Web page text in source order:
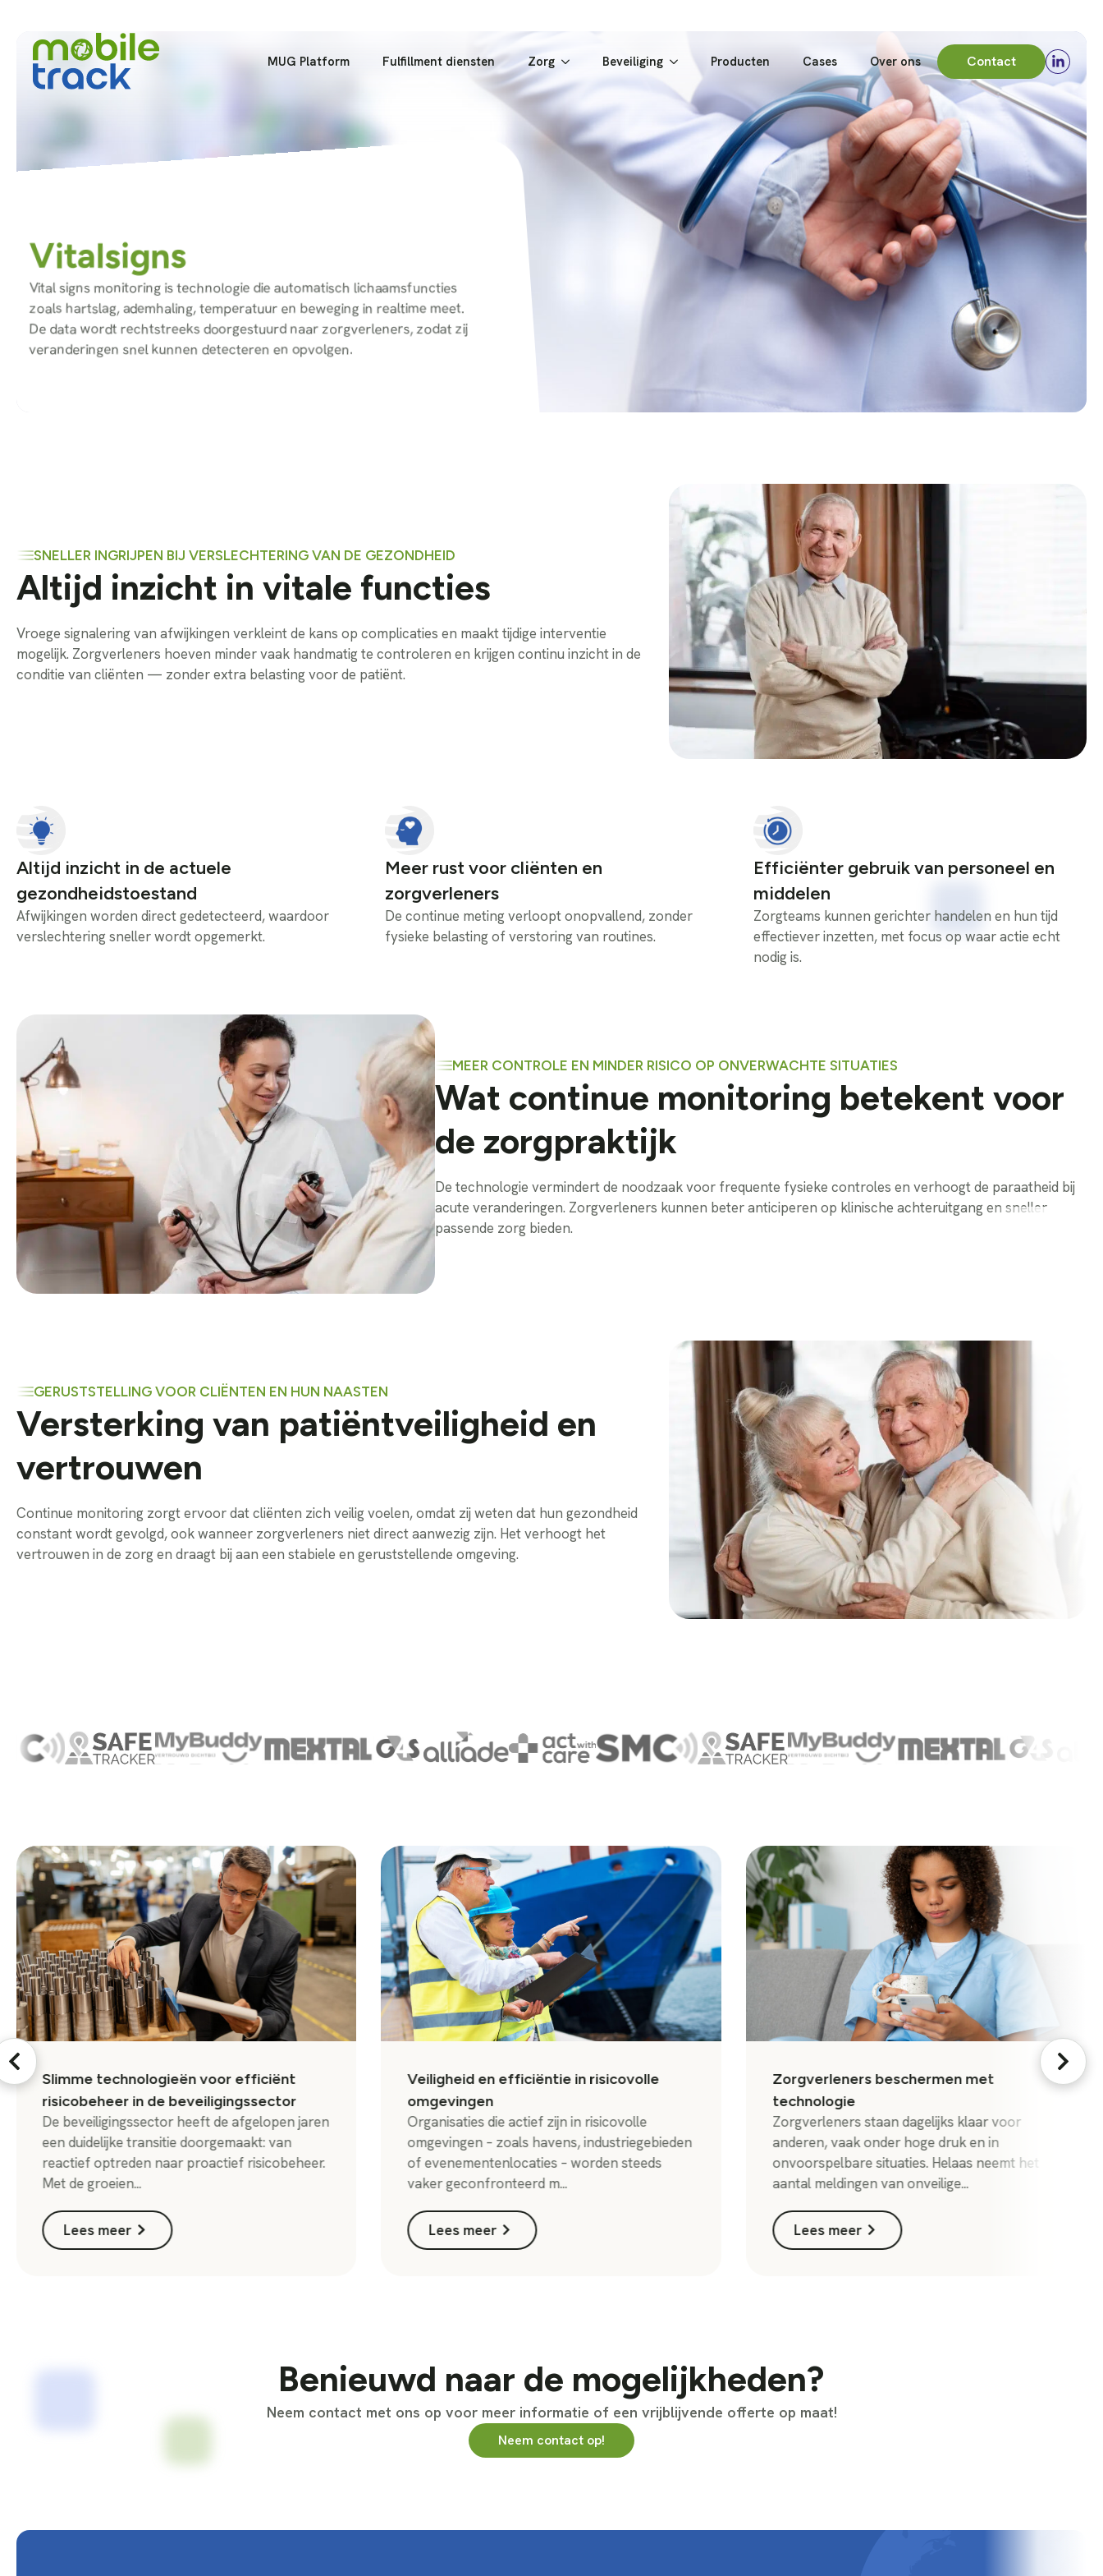
MUG Platform Fulfillment diensten Zorg Beveiliging Producten Cases Over ons Contact
Vitalsigns
Vital signs monitoring is technologie die automatisch lichaamsfuncties
zoals hartslag, ademhaling, temperatuur en beweging in realtime meet.
De data wordt rechtstreeks doorgestuurd naar zorgverleners, zodat zij
veranderingen snel kunnen detecteren en opvolgen.
SNELLER INGRIJPEN BIJ VERSLECHTERING VAN DE GEZONDHEID
Altijd inzicht in vitale functies
Vroege signalering van afwijkingen verkleint de kans op complicaties en maakt tijdige interventie
mogelijk. Zorgverleners hoeven minder vaak handmatig te controleren en krijgen continu inzicht in de
conditie van cliënten — zonder extra belasting voor de patiënt.
Altijd inzicht in de actuele
gezondheidstoestand
Afwijkingen worden direct gedetecteerd, waardoor
verslechtering sneller wordt opgemerkt.
Meer rust voor cliënten en
zorgverleners
De continue meting verloopt onopvallend, zonder
fysieke belasting of verstoring van routines.
Efficiënter gebruik van personeel en
middelen
Zorgteams kunnen gerichter handelen en hun tijd
effectiever inzetten, met focus op waar actie echt
nodig is.
MEER CONTROLE EN MINDER RISICO OP ONVERWACHTE SITUATIES
Wat continue monitoring betekent voor
de zorgpraktijk
De technologie vermindert de noodzaak voor frequente fysieke controles en verhoogt de paraatheid bij
acute veranderingen. Zorgverleners kunnen beter anticiperen op klinische achteruitgang en sneller
passende zorg bieden.
GERUSTSTELLING VOOR CLIËNTEN EN HUN NAASTEN
Versterking van patiëntveiligheid en
vertrouwen
Continue monitoring zorgt ervoor dat cliënten zich veilig voelen, omdat zij weten dat hun gezondheid
constant wordt gevolgd, ook wanneer zorgverleners niet direct aanwezig zijn. Het verhoogt het
vertrouwen in de zorg en draagt bij aan een stabiele en geruststellende omgeving.
Slimme technologieën voor efficiënt
risicobeheer in de beveiligingssector
De beveiligingssector heeft de afgelopen jaren
een duidelijke transitie doorgemaakt: van
reactief optreden naar proactief risicobeheer.
Met de groeien...
Lees meer
Veiligheid en efficiëntie in risicovolle
omgevingen
Organisaties die actief zijn in risicovolle
omgevingen – zoals havens, industriegebieden
of evenementenlocaties – worden steeds
vaker geconfronteerd m...
Lees meer
Zorgverleners beschermen met
technologie
Zorgverleners staan dagelijks klaar voor
anderen, vaak onder hoge druk en in
onvoorspelbare situaties. Helaas neemt het
aantal meldingen van onveilige...
Lees meer
Benieuwd naar de mogelijkheden?
Neem contact met ons op voor meer informatie of een vrijblijvende offerte op maat!
Neem contact op!